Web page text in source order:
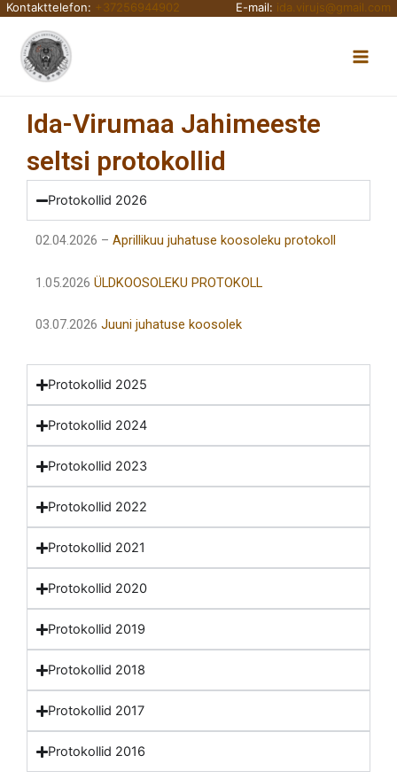
Skip
content
Kontakttelefon: +37256944902 E-mail: ida.virujs@gmail.com
Ida-Virumaa Jahimeeste
seltsi protokollid
Protokollid 2026
02.04.2026 – Aprillikuu juhatuse koosoleku protokoll
1.05.2026 ÜLDKOOSOLEKU PROTOKOLL
03.07.2026 Juuni juhatuse koosolek
Protokollid 2025
Protokollid 2024
Protokollid 2023
Protokollid 2022
Protokollid 2021
Protokollid 2020
Protokollid 2019
Protokollid 2018
Protokollid 2017
Protokollid 2016